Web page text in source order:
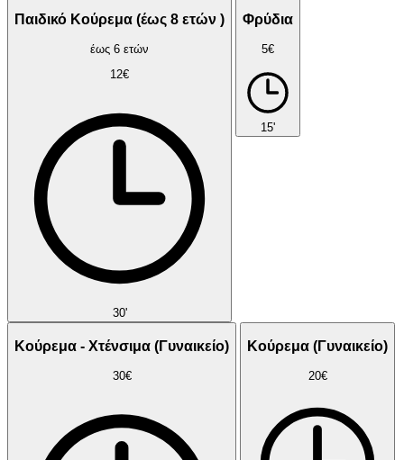
Παιδικό Κούρεμα (έως 8 ετών )
έως 6 ετών
12€
30'
Φρύδια
5€
15'
Kούρεμα - Χτένσιμα (Γυναικείο)
30€
Κούρεμα (Γυναικείο)
20€